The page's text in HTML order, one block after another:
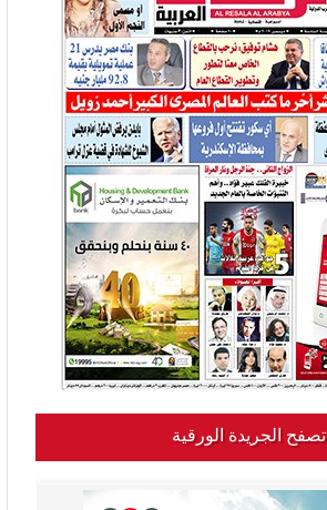
تصفح الجريدة الورقية